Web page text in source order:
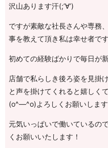
沢山あります汗(;’∀’)
ですが素敵な社長さんや専務
事を教えて頂き私は幸せ者です
初めての経験ばかりで毎日が
店舗で私らしき後ろ姿を見掛
と声を掛けてくれると嬉しく
(o^―^o)よろしくお願いします
元気いっぱいで働いているの
くお願いいたします！